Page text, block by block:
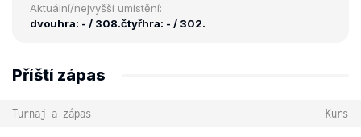
Aktuální/nejvyšší umístění:
dvouhra: - / 308.čtyřhra: - / 302.
Příští zápas
Turnaj a zápas Kurs